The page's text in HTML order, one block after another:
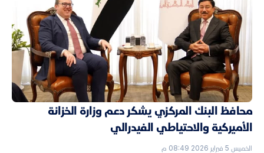
محافظ البنك المركزي يشكر دعم وزارة الخزانة
الأميركية والاحتياطي الفيدرالي
الخميس 5 فبراير 2026 08:49 م